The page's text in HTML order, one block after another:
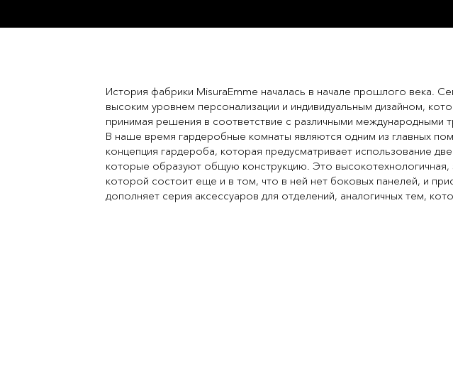
История фабрики MisuraEmme началась в начале прошлого века.
высоким уровнем персонализации и индивидуальным дизайном,
принимая решения в соответствие с различными международными
В наше время гардеробные комнаты являются одним из главных
концепция гардероба, которая предусматривает использование
которые образуют общую конструкцию. Это
которой состоит еще и в том, что в ней нет боковых панелей, и
дополняет серия аксессуаров для отделений, аналогичных тем,